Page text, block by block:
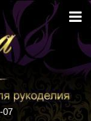
07